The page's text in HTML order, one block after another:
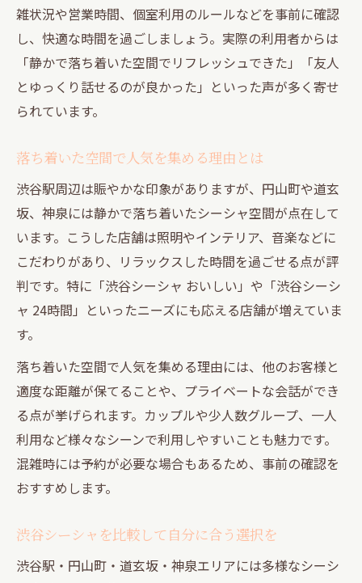
雑状況や営業時間、個室利用のルールなどを事前に確認
し、快適な時間を過ごしましょう。実際の利用者からは
「静かで落ち着いた空間でリフレッシュできた」「友人
とゆっくり話せるのが良かった」といった声が多く寄せ
られています。
落ち着いた空間で人気を集める理由とは
渋谷駅周辺は賑やかな印象がありますが、円山町や道玄
坂、神泉には静かで落ち着いたシーシャ空間が点在して
います。こうした店舗は照明やインテリア、音楽などに
こだわりがあり、リラックスした時間を過ごせる点が評
判です。特に「渋谷シーシャ おいしい」や「渋谷シーシ
ャ 24時間」といったニーズにも応える店舗が増えていま
す。
落ち着いた空間で人気を集める理由には、他のお客様と
適度な距離が保てることや、プライベートな会話ができ
る点が挙げられます。カップルや少人数グループ、一人
利用など様々なシーンで利用しやすいことも魅力です。
混雑時には予約が必要な場合もあるため、事前の確認を
おすすめします。
渋谷シーシャを比較して自分に合う選択を
渋谷駅・円山町・道玄坂・神泉エリアには多様なシーシ